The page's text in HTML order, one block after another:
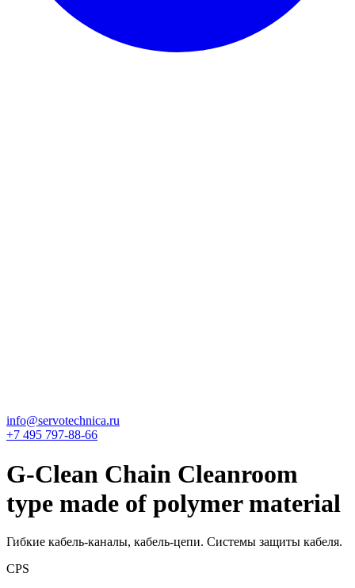
info@servotechnica.ru
+7 495 797-88-66
G-Clean Chain Cleanroom
type made of polymer material
Гибкие кабель-каналы, кабель-цепи. Системы защиты кабеля.
CPS